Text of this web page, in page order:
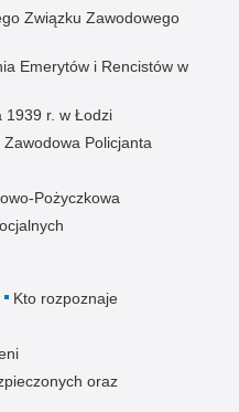
Związku Zawodowego
Emerytów i Rencistów w
1939 r. w Łodzi
Zawodowa Policjanta
Pożyczkowa
Kto rozpoznaje
oraz